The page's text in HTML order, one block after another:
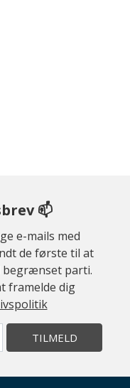
📫
e-mails med
de første til at
begrænset parti.
framelde dig
TILMELD